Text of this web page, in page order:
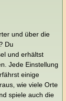
und über die
Du
und erhältst
Jede Einstellung
einige
wie viele Orte
spiele auch die